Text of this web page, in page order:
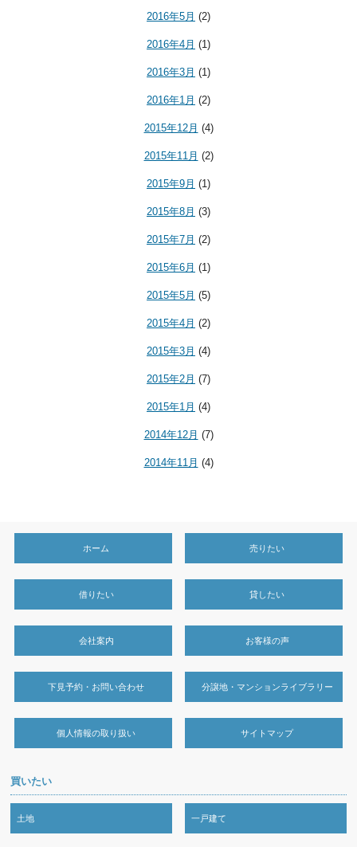
2016年5月 (2)
2016年4月 (1)
2016年3月 (1)
2016年1月 (2)
2015年12月 (4)
2015年11月 (2)
2015年9月 (1)
2015年8月 (3)
2015年7月 (2)
2015年6月 (1)
2015年5月 (5)
2015年4月 (2)
2015年3月 (4)
2015年2月 (7)
2015年1月 (4)
2014年12月 (7)
2014年11月 (4)
ホーム 売りたい
借りたい 貸したい
会社案内 お客様の声
下見予約・お問い合わせ 分譲地・マンションライブラリー
個人情報の取り扱い サイトマップ
買いたい
土地 一戸建て